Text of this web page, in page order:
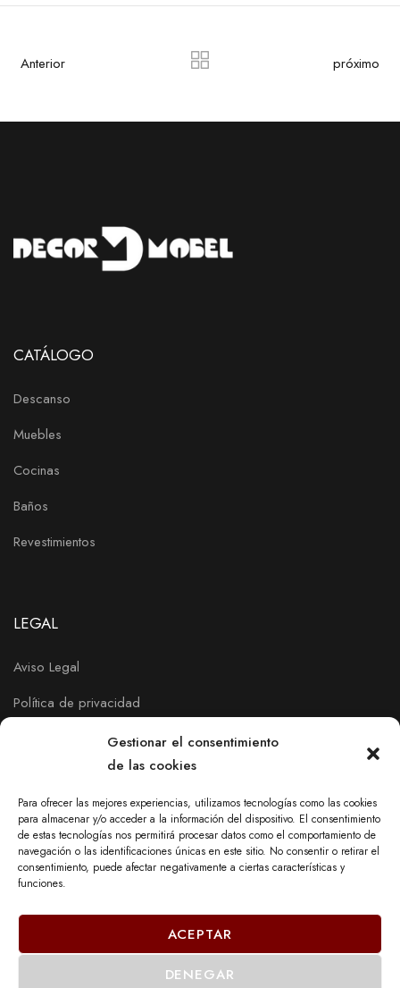
Gestionar el consentimiento
de las cookies
Para ofrecer las mejores experiencias, utilizamos tecnologías como las cookies
para almacenar y/o acceder a la información del dispositivo. El consentimiento
de estas tecnologías nos permitirá procesar datos como el comportamiento de
navegación o las identificaciones únicas en este sitio. No consentir o retirar el
consentimiento, puede afectar negativamente a ciertas características y
funciones.
ACEPTAR
DENEGAR
Anterior próximo
CATÁLOGO
Descanso
Muebles
Cocinas
Baños
Revestimientos
LEGAL
Aviso Legal
Política de privacidad
Política de Cookies